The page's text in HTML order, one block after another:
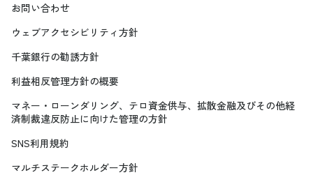
お問い合わせ
ウェブアクセシビリティ方針
千葉銀行の勧誘方針
利益相反管理方針の概要
マネー・ローンダリング、テロ資金供与、拡散金融及びその他経
済制裁違反防止に向けた管理の方針
SNS利用規約
マルチステークホルダー方針